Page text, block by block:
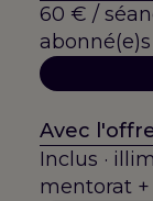
60 € /
abonné(e)s
Avec
Inclus ·
mentorat